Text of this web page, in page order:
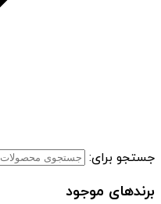
جستجو برای:
برندهای موجود